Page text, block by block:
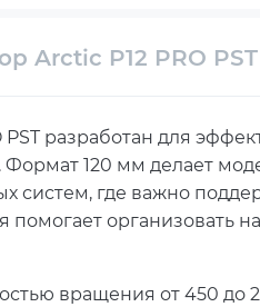
Arctic P12 PRO
PST разработан для
120 мм делает
систем, где важно
помогает организовать
вращения от 450 до